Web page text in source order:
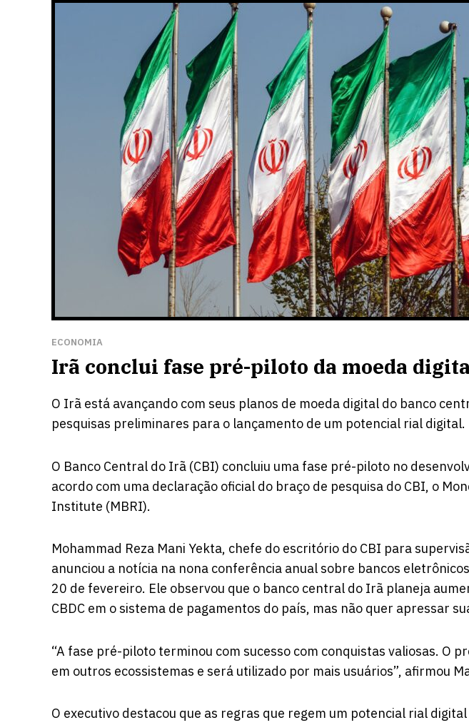
ECONOMIA
Irã conclui fase pré-piloto da moeda
O Irã está avançando com seus planos de moeda digital do banco
pesquisas preliminares para o lançamento de um potencial rial digital.
O Banco Central do Irã (CBI) concluiu uma fase pré-piloto no
acordo com uma declaração oficial do braço de pesquisa do CBI, o
Institute (MBRI).
Mohammad Reza Mani Yekta, chefe do escritório do CBI para
anunciou a notícia na nona conferência anual sobre bancos
20 de fevereiro. Ele observou que o banco central do Irã planeja
CBDC em o sistema de pagamentos do país, mas não quer apressar
“A fase pré-piloto terminou com sucesso com conquistas valiosas. O
em outros ecossistemas e será utilizado por mais usuários”, afirmou
O executivo destacou que as regras que regem um potencial rial